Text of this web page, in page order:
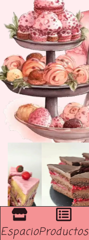
EspacioProductos